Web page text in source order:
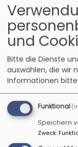
Mi, 25.11. 12 Uhr
"Füreinander da
Geselligkeit und
Füreinander da sein
Neuhof an der Zenn
und
Bitte die Dienste
auswählen, die wir
Informationen
Funktional
Speichern
Zweck: